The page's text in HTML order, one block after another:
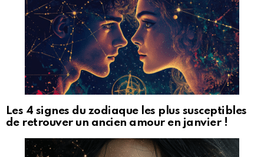
Les 4 signes du zodiaque les plus susceptibles
de retrouver un ancien amour en janvier !